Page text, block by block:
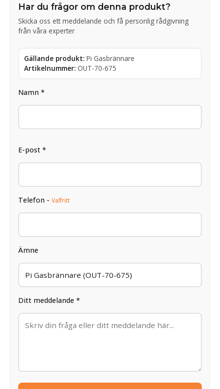
Har du frågor om denna produkt?
Skicka oss ett meddelande och få personlig rådgivning
från våra experter
Gällande produkt: Pi Gasbrännare
Artikelnummer: OUT-70-675
Namn *
E-post *
Telefon - Valfritt
Ämne
Ditt meddelande *